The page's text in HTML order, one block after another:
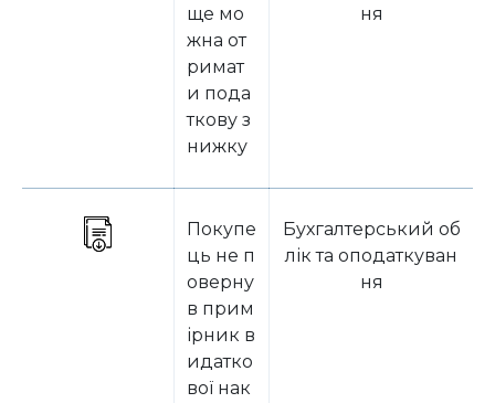
ще мо
жна от
римат
и пода
ткову з
нижку
ня
Покупе
ць не п
оверну
в прим
ірник в
идатко
вої нак
Бухгалтерський об
лік та оподаткуван
ня